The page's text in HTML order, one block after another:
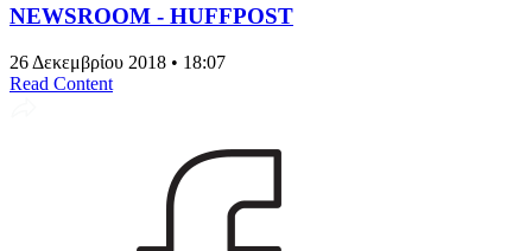
NEWSROOM - HUFFPOST
26 Δεκεμβρίου 2018 • 18:07
Read Content